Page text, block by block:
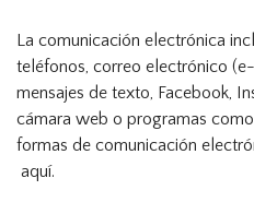
La comunicación electrónica
teléfonos, correo electrónico
mensajes de texto, Facebook,
cámara web o programas
formas de comunicación
aquí.